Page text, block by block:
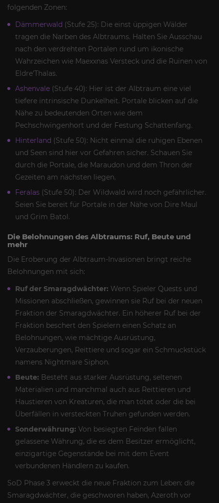
folgenden Zonen:
Dämmerwald (Stufe 25): Die einst üppigen Wälder
tragen die Narben des Albtraums. Halten Sie Ausschau
nach den verdrehten Portalen rund um ikonische
Wahrzeichen wie Maexxnas Versteck und die Ruinen von
Eldre'Thalas.
Ashenvale (Stufe 40): Hier ist der Albtraum eine viel
tiefere intrinsische Dunkelheit. Portale blicken auf die
Nähe zu bedeutenden Orten wie dem
Pechschwingenhort und der Festung Schattenfang.
Hinterland (Stufe 50): Nicht einmal die ruhigen Ebenen
und Seen sind hier vor Gefahren sicher. Schauen Sie
durch die Portale, die Maraudon und dem Thron der
Gezeiten am nächsten liegen.
Feralas (Stufe 50): Der Wildwald wird noch gefährlicher.
Seien Sie bereit für Portale in der Nähe von Dire Maul
und Grim Batol.
Die Belohnungen des Albtraums: Ruf, Beute und
mehr
Die Eroberung der Albtraum-Invasionen bringt reiche
Belohnungen mit sich:
Ruf der Smaragdwächter: Wenn Spieler Quests und
Missionen abschließen, gewinnen sie Ruf bei der neuen
Fraktion der Smaragdwächter. Ein höherer Ruf bei der
Fraktion beschert den Spielern einen Schatz an
Belohnungen, wie mächtige Ausrüstung,
Verzauberungen, Reittiere und sogar ein Schmuckstück
namens Nightmare Siphon.
Beute: Besteht aus starker Ausrüstung, seltenen
Materialien und manchmal auch aus Reittieren und
Haustieren von Kreaturen, die man tötet oder die bei
Überfällen in versteckten Truhen gefunden werden.
Sonderwährung: Von besiegten Feinden fallen
gelassene Währung, die es dem Besitzer ermöglicht,
einzigartige Gegenstände bei mit dem Event
verbundenen Händlern zu kaufen.
SoD Phase 3 erweckt die neue Fraktion zum Leben: die
Smaragdwächter, die geschworen haben, Azeroth vor